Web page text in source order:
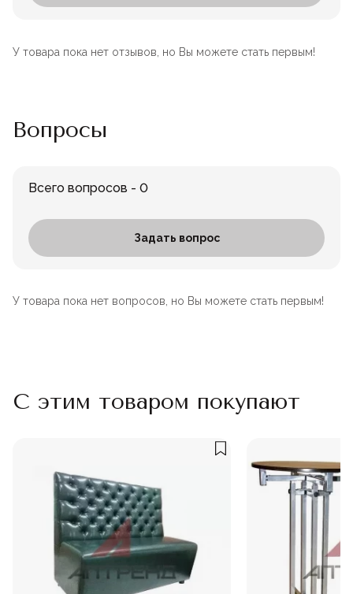
У товара пока нет отзывов, но Вы можете стать первым!
Вопросы
Всего вопросов - 0
Задать вопрос
У товара пока нет вопросов, но Вы можете стать первым!
С этим товаром покупают